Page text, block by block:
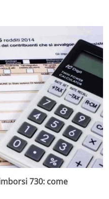
730: come